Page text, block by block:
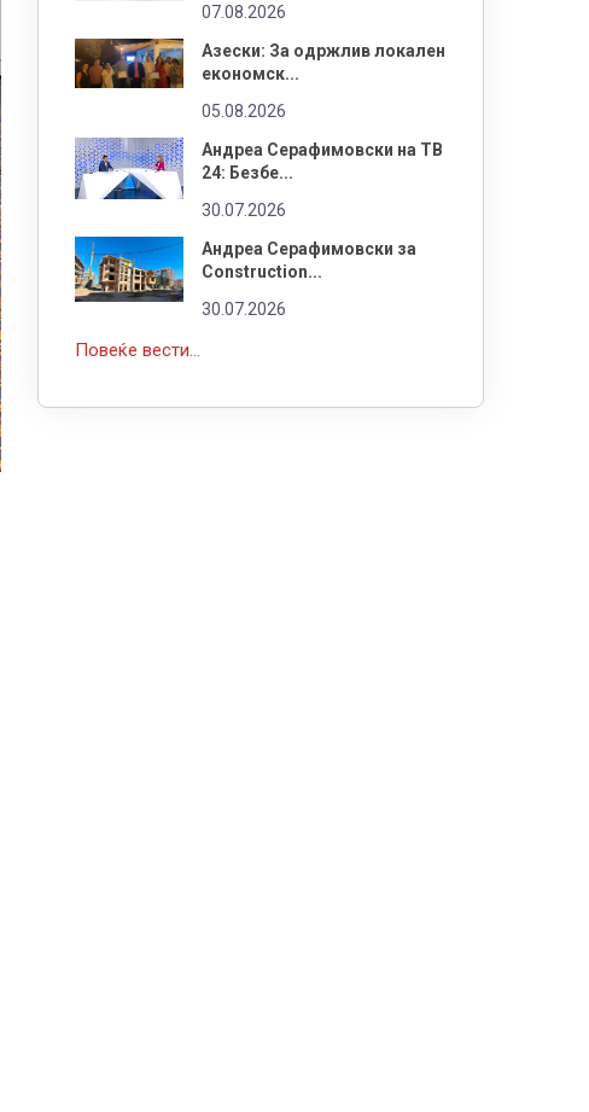
07.08.2026
Азески: За одржлив локален
економск...
05.08.2026
Андреа Серафимовски на ТВ
24: Безбе...
30.07.2026
Андреа Серафимовски за
Construction...
30.07.2026
Повеќе вести...